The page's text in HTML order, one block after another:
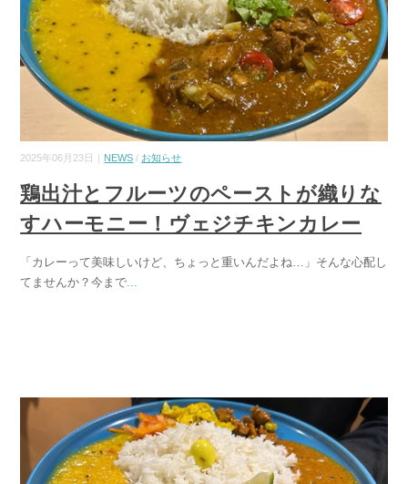
2025年06月23日｜ NEWS / お知らせ
鶏出汁とフルーツのペーストが織りな
すハーモニー！ヴェジチキンカレー
「カレーって美味しいけど、ちょっと重いんだよね…」そんな心配し
てませんか？今まで